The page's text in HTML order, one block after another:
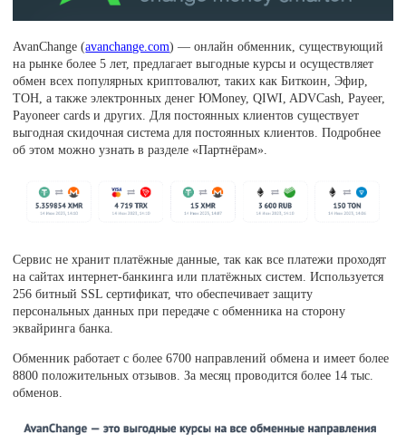
AvanChange (avanchange.com) — онлайн обменник, существующий
на рынке более 5 лет, предлагает выгодные курсы и осуществляет
обмен всех популярных криптовалют, таких как Биткоин, Эфир,
ТОН, а также электронных денег ЮMoney, QIWI, ADVCash, Payeer,
Payoneer cards и других. Для постоянных клиентов существует
выгодная скидочная система для постоянных клиентов. Подробнее
об этом можно узнать в разделе «Партнёрам».
Сервис не хранит платёжные данные, так как все платежи проходят
на сайтах интернет-банкинга или платёжных систем. Используется
256 битный SSL сертификат, что обеспечивает защиту
персональных данных при передаче с обменника на сторону
эквайринга банка.
Обменник работает с более 6700 направлений обмена и имеет более
8800 положительных отзывов. За месяц проводится более 14 тыс.
обменов.